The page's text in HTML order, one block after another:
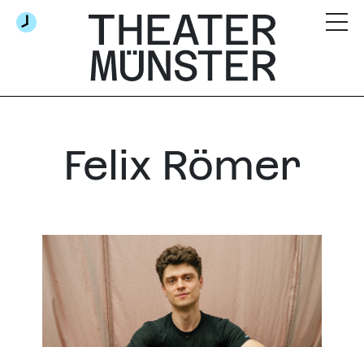
Felix Römer